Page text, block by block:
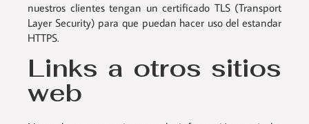
nuestros clientes tengan un certificado TLS (Transport
Layer Security) para que puedan hacer uso del estandar
HTTPS.
Links a otros sitios
web